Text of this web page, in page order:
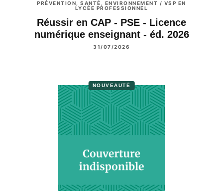
PRÉVENTION, SANTÉ, ENVIRONNEMENT / VSP EN
LYCÉE PROFESSIONNEL
Réussir en CAP - PSE - Licence
numérique enseignant - éd. 2026
31/07/2026
NOUVEAUTÉ